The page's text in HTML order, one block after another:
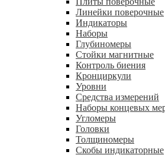
Линейки поверочные
Индикаторы
Наборы
Глубиномеры
Стойки магнитные
Контроль биения
Кронциркули
Уровни
Средства измерений
Наборы концевых
Угломеры
Головки
Толщиномеры
Скобы индикаторные